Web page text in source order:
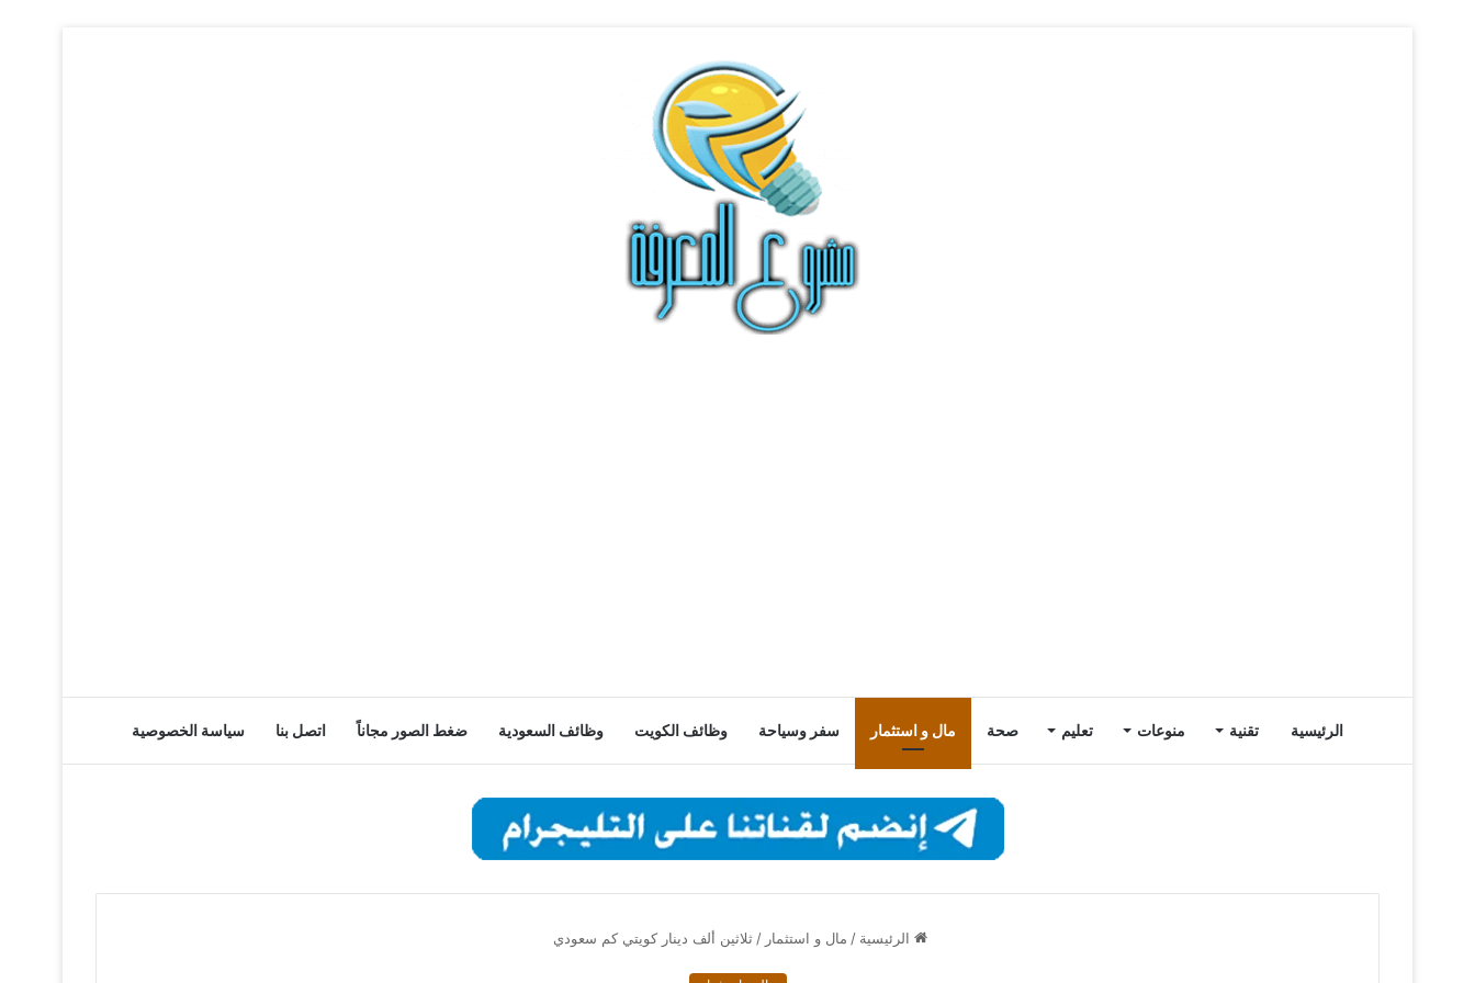
الرئيسية تقنية منوعات تعليم صحة مال و استثمار سفر وسياحة وظائف الكويت وظائف السعودية ضغط الصور مجاناً اتصل بنا سياسة الخصوصية
الرئيسية / مال و استثمار / ثلاثين ألف دينار كويتي كم سعودي